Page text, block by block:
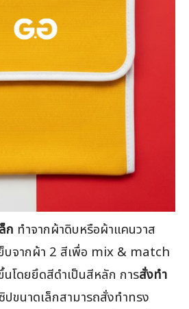
ก ทำจากผ้าดิบหรือผ้าแคนวาส
บจากผ้า 2 สีเพื่อ mix & match
นโดยยึดสีดำเป็นสีหลัก การสั่งทำ
ปขนาดเล็กสามารถสั่งทำทรง